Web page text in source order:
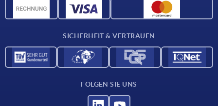
CAD-Daten
SICHERHEIT & VERTRAUEN
FOLGEN SIE UNS